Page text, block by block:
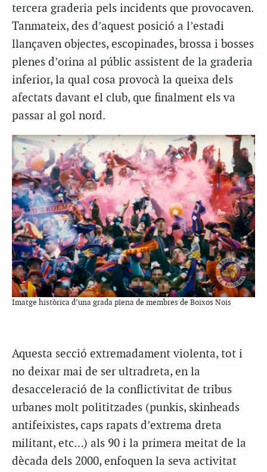
tercera graderia pels incidents que provocaven.
Tanmateix, des d’aquest posició a l’estadi
llançaven objectes, escopinades, brossa i bosses
plenes d’orina al públic assistent de la graderia
inferior, la qual cosa provocà la queixa dels
afectats davant el club, que finalment els va
passar al gol nord.
Imatge històrica d’una grada plena de membres de Boixos Nois
Aquesta secció extremadament violenta, tot i
no deixar mai de ser ultradreta, en la
desacceleració de la conflictivitat de tribus
urbanes molt polititzades (punkis, skinheads
antifeixistes, caps rapats d’extrema dreta
militant, etc…) als 90 i la primera meitat de la
dècada dels 2000, enfoquen la seva activitat